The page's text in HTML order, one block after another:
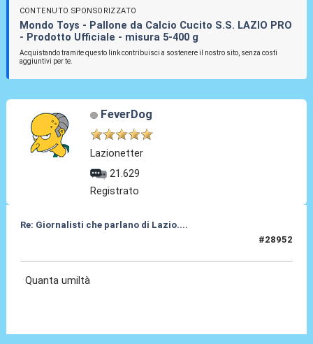
CONTENUTO SPONSORIZZATO
Mondo Toys - Pallone da Calcio Cucito S.S. LAZIO PRO
- Prodotto Ufficiale - misura 5-400 g
Acquistando tramite questo link contribuisci a sostenere il nostro sito, senza costi
aggiuntivi per te.
FeverDog
Lazionetter
21.629
Registrato
Re: Giornalisti che parlano di Lazio....
#28952
Quanta umiltà